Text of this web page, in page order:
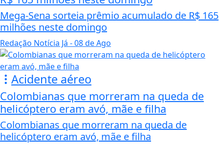
Mega-Sena sorteia prêmio acumulado de R$ 165
milhões neste domingo
Redação Notícia Já - 08 de Ago
Acidente aéreo
Colombianas que morreram na queda de
helicóptero eram avó, mãe e filha
Colombianas que morreram na queda de
helicóptero eram avó, mãe e filha